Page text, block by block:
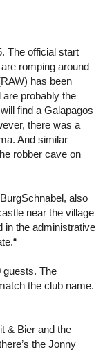
The official start
romping around
has been
are probably the
find a Galapagos
there was a
And similar
robber cave on
also
near the village
in the administrative
guests. The
the club name.
& Bier and the
the Jonny